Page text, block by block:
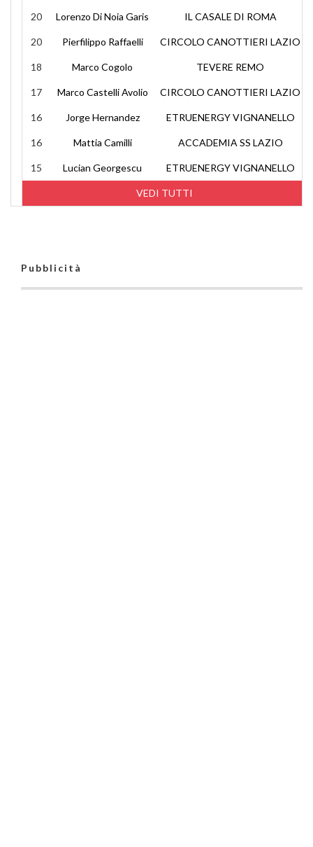
VEDI TUTTI
20 Lorenzo Di Noia Garis IL CASALE DI ROMA
20 Pierfilippo Raffaelli CIRCOLO CANOTTIERI LAZIO
18 Marco Cogolo TEVERE REMO
17 Marco Castelli Avolio CIRCOLO CANOTTIERI LAZIO
16 Jorge Hernandez ETRUENERGY VIGNANELLO
16 Mattia Camilli ACCADEMIA SS LAZIO
15 Lucian Georgescu ETRUENERGY VIGNANELLO
Pubblicità